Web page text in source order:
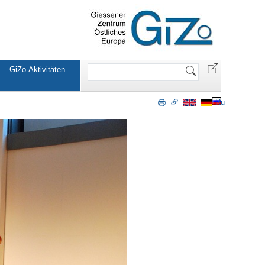
GiZo-Aktivitäten
Website
Ru